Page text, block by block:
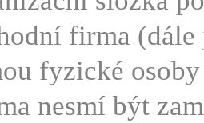
firma
fyzické
nesmí být